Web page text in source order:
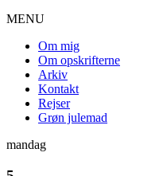
MENU
Om mig
Om opskrifterne
Arkiv
Kontakt
Rejser
Grøn julemad
mandag